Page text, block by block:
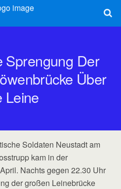
Sprengung Der
Über
Leine
Soldaten Neustadt am
kam in der
Nachts gegen 22.30 Uhr
der großen Leinebrücke